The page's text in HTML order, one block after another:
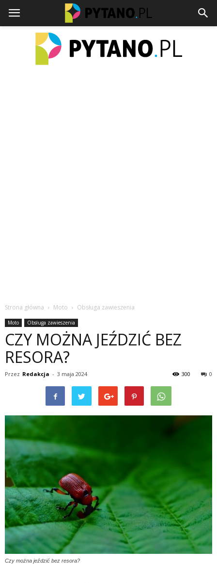
Strona główna Moto Obsługa zawieszenia
Moto Obsługa zawieszenia
CZY MOŻNA JEŹDZIĆ BEZ
RESORA?
Przez Redakcja - 3 maja 2024 0
300
Czy można jeździć bez resora?